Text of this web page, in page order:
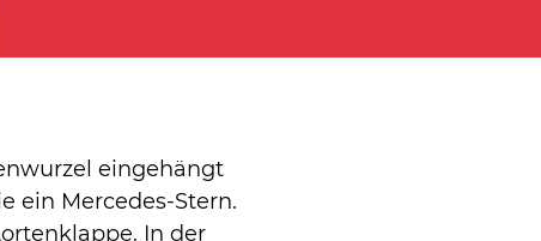
eingehängt
ein Mercedes-Stern.
In der